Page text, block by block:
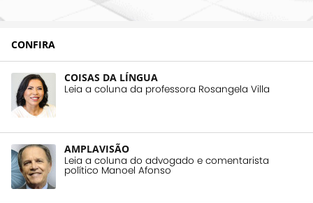
CONFIRA
COISAS DA LÍNGUA
Leia a coluna da professora Rosangela Villa
AMPLAVISÃO
Leia a coluna do advogado e comentarista
político Manoel Afonso